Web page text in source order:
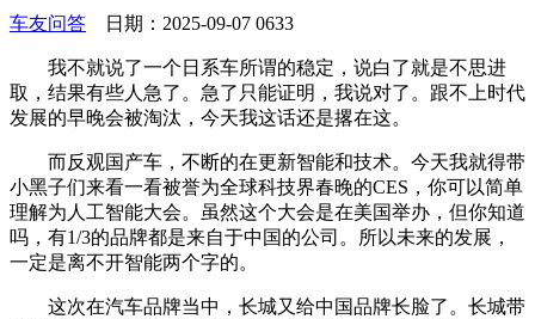
车友问答 日期：2025-09-07 0633
我不就说了一个日系车所谓的稳定，说白了就是不思进
取，结果有些人急了。急了只能证明，我说对了。跟不上时代
发展的早晚会被淘汰，今天我这话还是撂在这。
而反观国产车，不断的在更新智能和技术。今天我就得带
小黑子们来看一看被誉为全球科技界春晚的CES，你可以简单
理解为人工智能大会。虽然这个大会是在美国举办，但你知道
吗，有1/3的品牌都是来自于中国的公司。所以未来的发展，
一定是离不开智能两个字的。
这次在汽车品牌当中，长城又给中国品牌长脸了。长城带